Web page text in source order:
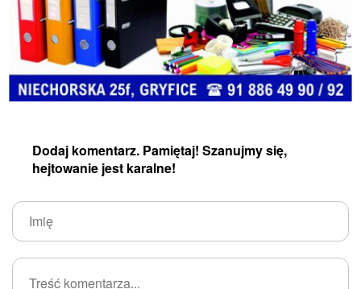
Dodaj komentarz. Pamiętaj! Szanujmy się,
hejtowanie jest karalne!